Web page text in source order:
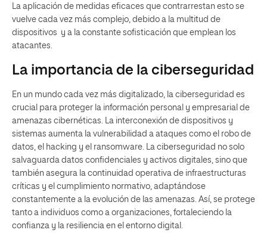
La aplicación de medidas eficaces que contrarrestan esto se
vuelve cada vez más complejo, debido a la multitud de
dispositivos y a la constante sofisticación que emplean los
atacantes.
La importancia de la ciberseguridad
En un mundo cada vez más digitalizado, la ciberseguridad es
crucial para proteger la información personal y empresarial de
amenazas cibernéticas. La interconexión de dispositivos y
sistemas aumenta la vulnerabilidad a ataques como el robo de
datos, el hacking y el ransomware. La ciberseguridad no solo
salvaguarda datos confidenciales y activos digitales, sino que
también asegura la continuidad operativa de infraestructuras
críticas y el cumplimiento normativo, adaptándose
constantemente a la evolución de las amenazas. Así, se protege
tanto a individuos como a organizaciones, fortaleciendo la
confianza y la resiliencia en el entorno digital.